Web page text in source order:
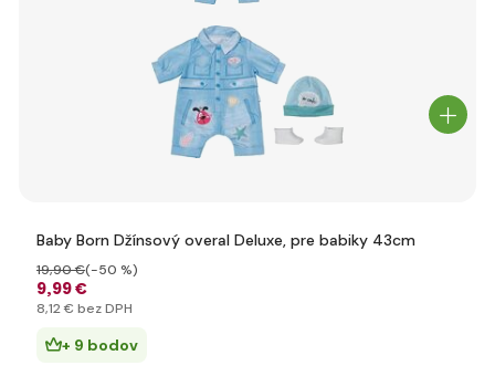
Baby Born Džínsový overal Deluxe, pre babiky 43cm
9,99 €
19,90 €(-50 %)
8,12 € bez DPH
+ 9 bodov